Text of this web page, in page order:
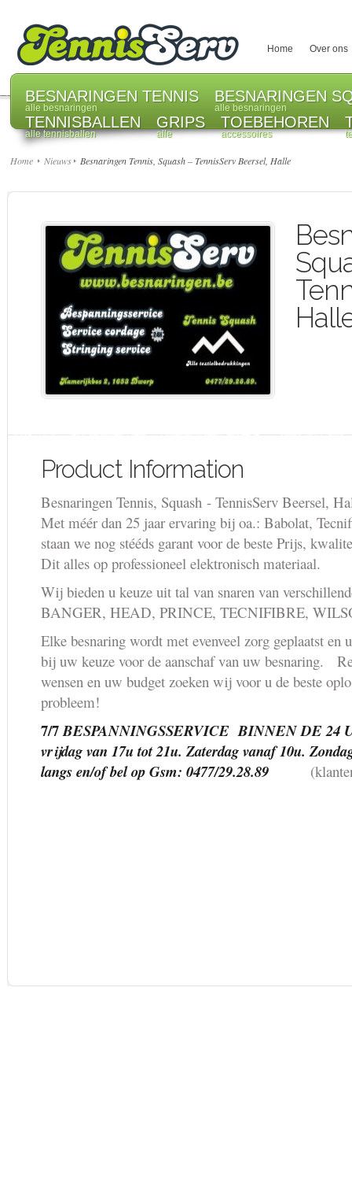
Home Over ons
BESNARINGEN TENNIS
alle besnaringen
BESNARINGEN
alle besnaringen
TENNISBALLEN
alle tennisballen
GRIPS
alle
TOEBEHOREN
accessoires
Home Nieuws Besnaringen Tennis, Squash – TennisServ Beersel, Halle
Product Information
Besnaringen Tennis, Squash - TennisServ Beersel,
Met méér dan 25 jaar ervaring bij oa.: Babolat,
staan we nog stééds garant voor de beste Prijs,
Dit alles op professioneel elektronisch materiaal.
Wij bieden u keuze uit tal van snaren van
BANGER, HEAD, PRINCE, TECNIFIBRE,
Elke besnaring wordt met evenveel zorg geplaatst en
bij uw keuze voor de aanschaf van uw besnaring.
wensen en uw budget zoeken wij voor u de beste
probleem!
7/7BESPANNINGSSERVICE BINNEN DE 24
vrijdag van 17u tot 21u. Zaterdag vanaf 10u.
langs en/of bel op Gsm: 0477/29.28.89